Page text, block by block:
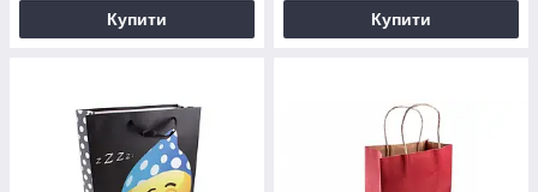
Купити Купити